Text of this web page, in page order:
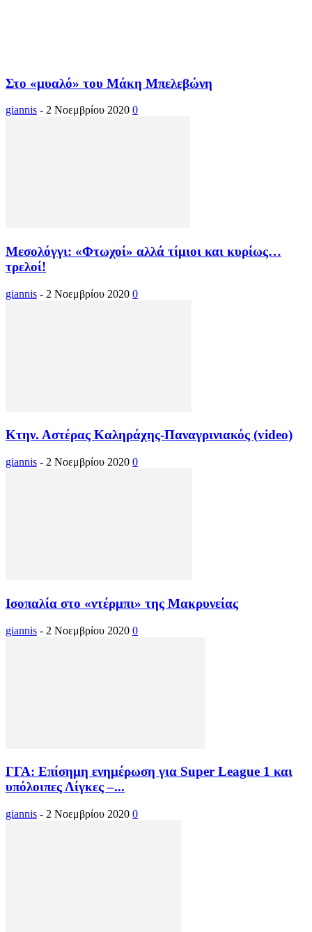
Στο «μυαλό» του Μάκη Μπελεβώνη
giannis - 2 Νοεμβρίου 2020 0
Μεσολόγγι: «Φτωχοί» αλλά τίμιοι και κυρίως…
τρελοί!
giannis - 2 Νοεμβρίου 2020 0
Κτην. Αστέρας Καληράχης-Παναγρινιακός (video)
giannis - 2 Νοεμβρίου 2020 0
Ισοπαλία στο «ντέρμπι» της Μακρυνείας
giannis - 2 Νοεμβρίου 2020 0
ΓΓΑ: Επίσημη ενημέρωση για Super League 1 και
υπόλοιπες Λίγκες –...
giannis - 2 Νοεμβρίου 2020 0